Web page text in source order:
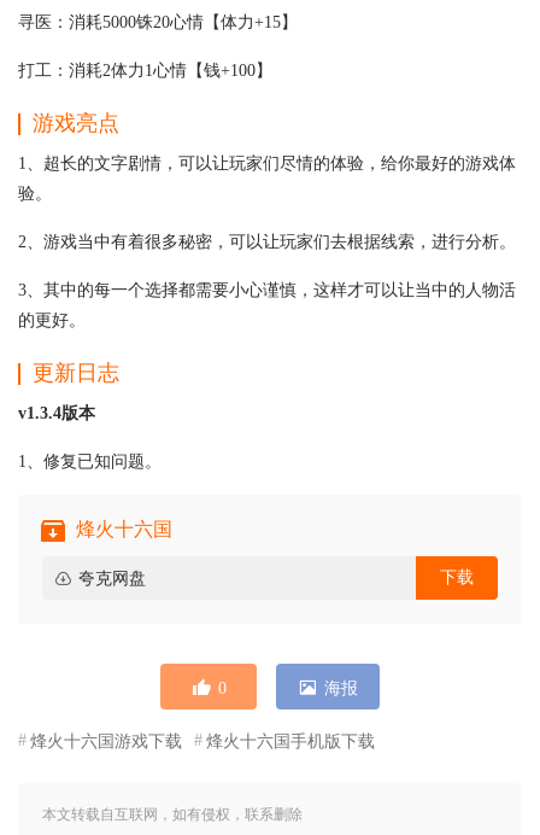
寻医：消耗5000铢20心情【体力+15】
打工：消耗2体力1心情【钱+100】
游戏亮点
1、超长的文字剧情，可以让玩家们尽情的体验，给你最好的游戏体
验。
2、游戏当中有着很多秘密，可以让玩家们去根据线索，进行分析。
3、其中的每一个选择都需要小心谨慎，这样才可以让当中的人物活
的更好。
更新日志
v1.3.4版本
1、修复已知问题。
烽火十六国
夸克网盘 下载
0 海报
烽火十六国游戏下载 烽火十六国手机版下载
本文转载自互联网，如有侵权，联系删除